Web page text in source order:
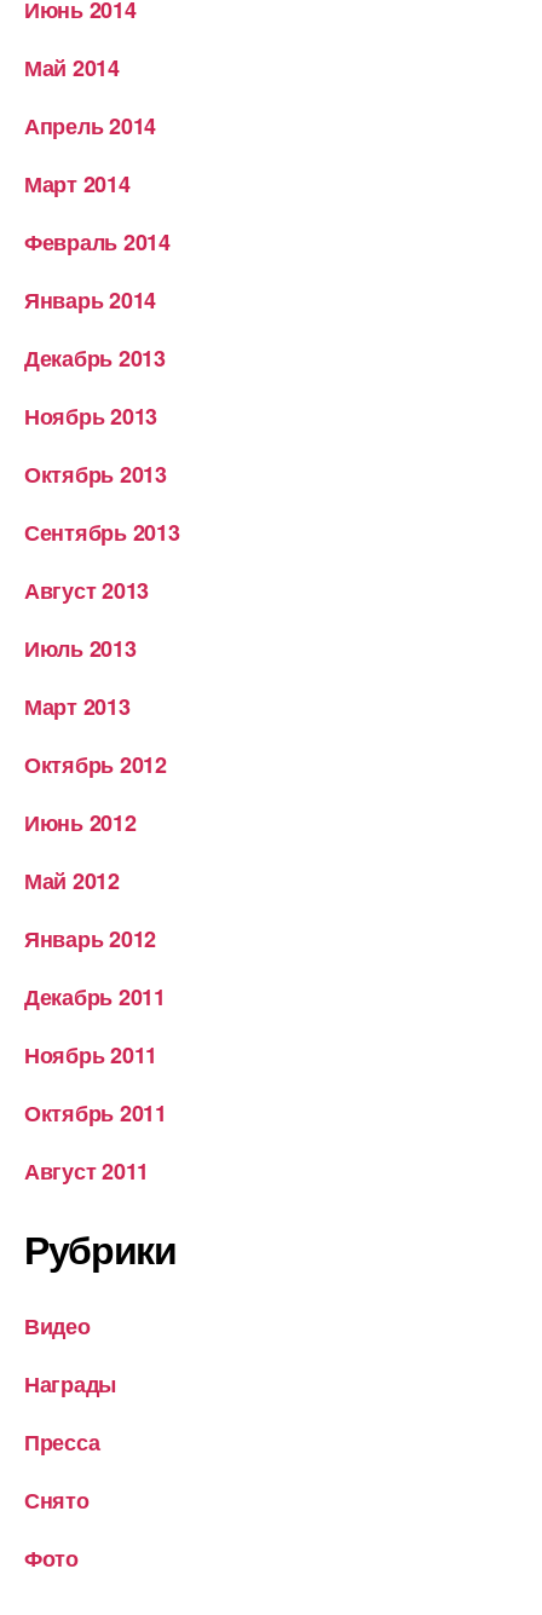
Июнь 2014
Май 2014
Апрель 2014
Март 2014
Февраль 2014
Январь 2014
Декабрь 2013
Ноябрь 2013
Октябрь 2013
Сентябрь 2013
Август 2013
Июль 2013
Март 2013
Октябрь 2012
Июнь 2012
Май 2012
Январь 2012
Декабрь 2011
Ноябрь 2011
Октябрь 2011
Август 2011
Рубрики
Видео
Награды
Пресса
Снято
Фото